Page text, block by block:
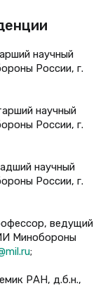
научный
России, г.
научный
России, г.
научный
России, г.
ведущий
Минобороны
;
РАН, д.б.н.,